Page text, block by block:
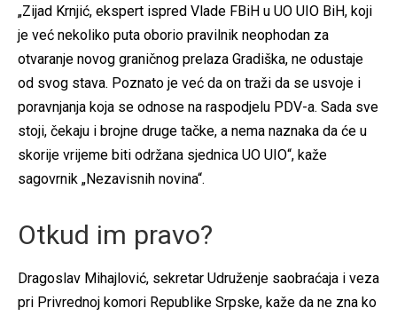
„Zijad Krnjić, ekspert ispred Vlade FBiH u UO UIO BiH, koji
je već nekoliko puta oborio pravilnik neophodan za
otvaranje novog graničnog prelaza Gradiška, ne odustaje
od svog stava. Poznato je već da on traži da se usvoje i
poravnjanja koja se odnose na raspodjelu PDV-a. Sada sve
stoji, čekaju i brojne druge tačke, a nema naznaka da će u
skorije vrijeme biti održana sjednica UO UIO“, kaže
sagovrnik „Nezavisnih novina“.
Otkud im pravo?
Dragoslav Mihajlović, sekretar Udruženje saobraćaja i veza
pri Privrednoj komori Republike Srpske, kaže da ne zna ko